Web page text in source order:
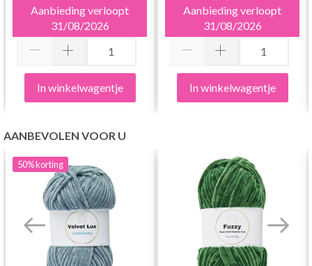
Aanbieding verloopt
31/08/2026
In winkelwagentje
Aanbieding verloopt
31/08/2026
In winkelwagentje
AANBEVOLEN VOOR U
50%korting